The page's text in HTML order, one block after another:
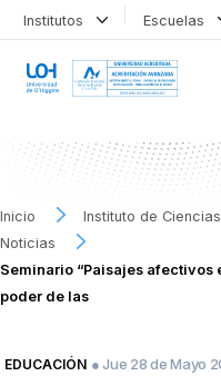
Institutos Escuelas
Inicio
Instituto de
Noticias
Seminario “Paisajes afectivos
poder de las
EDUCACIÓN ● Jue 28 de Mayo